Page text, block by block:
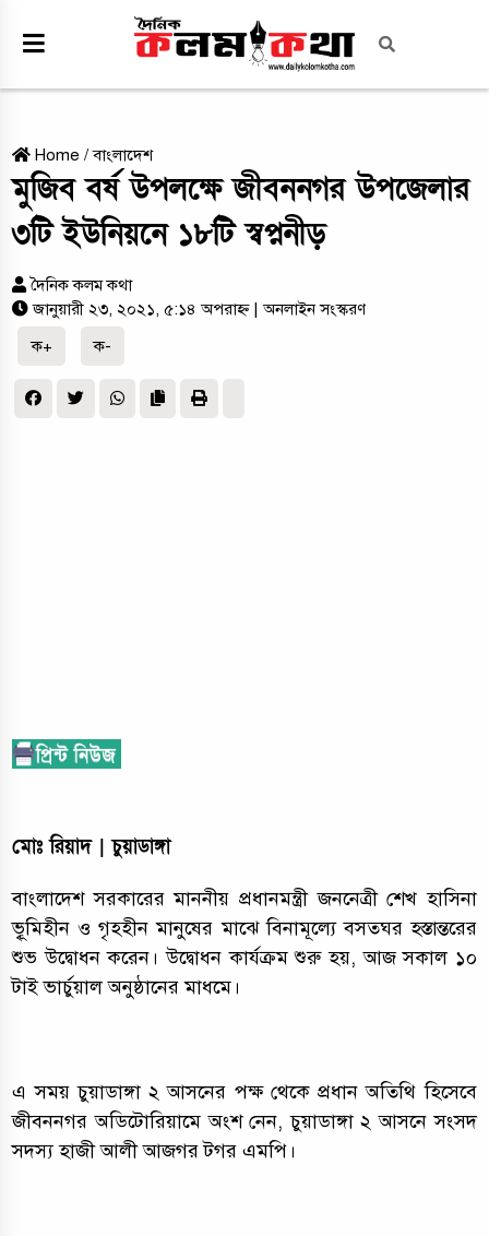
Home /বাংলাদেশ
মুজিব বর্ষ উপলক্ষে জীবননগর উপজেলার
৩টি ইউনিয়নে ১৮টি স্বপ্ননীড়
দৈনিক কলম কথা
জানুয়ারী ২৩, ২০২১, ৫:১৪ অপরাহ্ন
| অনলাইন সংস্করণ
ক+
ক-
মোঃ রিয়াদ | চুয়াডাঙ্গা
বাংলাদেশ সরকারের মাননীয় প্রধানমন্ত্রী জননেত্রী শেখ হাসিনা
ভূৃমিহীন ও গৃহহীন মানুষের মাঝে বিনামূল্যে বসতঘর হস্তান্তরের
শুভ উদ্বোধন করেন। উদ্বোধন কার্যক্রম শুরু হয়, আজ সকাল ১০
টাই ভার্চুয়াল অনুষ্ঠানের মাধমে।
এ সময় চুয়াডাঙ্গা ২ আসনের পক্ষ থেকে প্রধান অতিথি হিসেবে
জীবননগর অডিটোরিয়ামে অংশ নেন, চুয়াডাঙ্গা ২ আসনে সংসদ
সদস্য হাজী আলী আজগর টগর এমপি।